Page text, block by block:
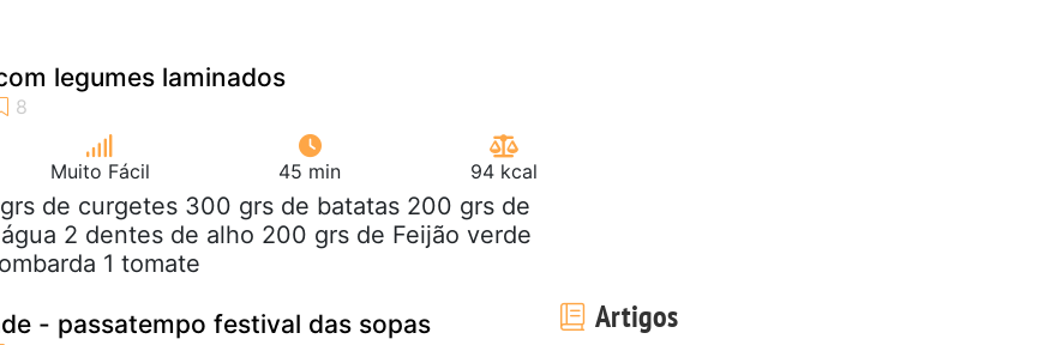
legumes laminados
Muito Fácil 45 min 94 kcal
de curgetes 300 grs de batatas 200 grs de
2 dentes de alho 200 grs de Feijão verde
1 tomate
- passatempo festival das sopas Artigos